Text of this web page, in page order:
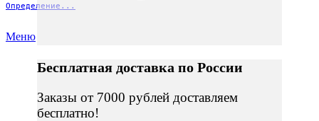
Определение...
Меню
Бесплатная доставка по России
Заказы от 7000 рублей доставляем
бесплатно!